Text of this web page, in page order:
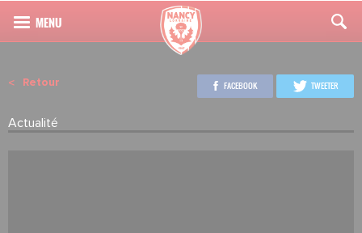
Retour
Actualité
FACEBOOK TWEETER